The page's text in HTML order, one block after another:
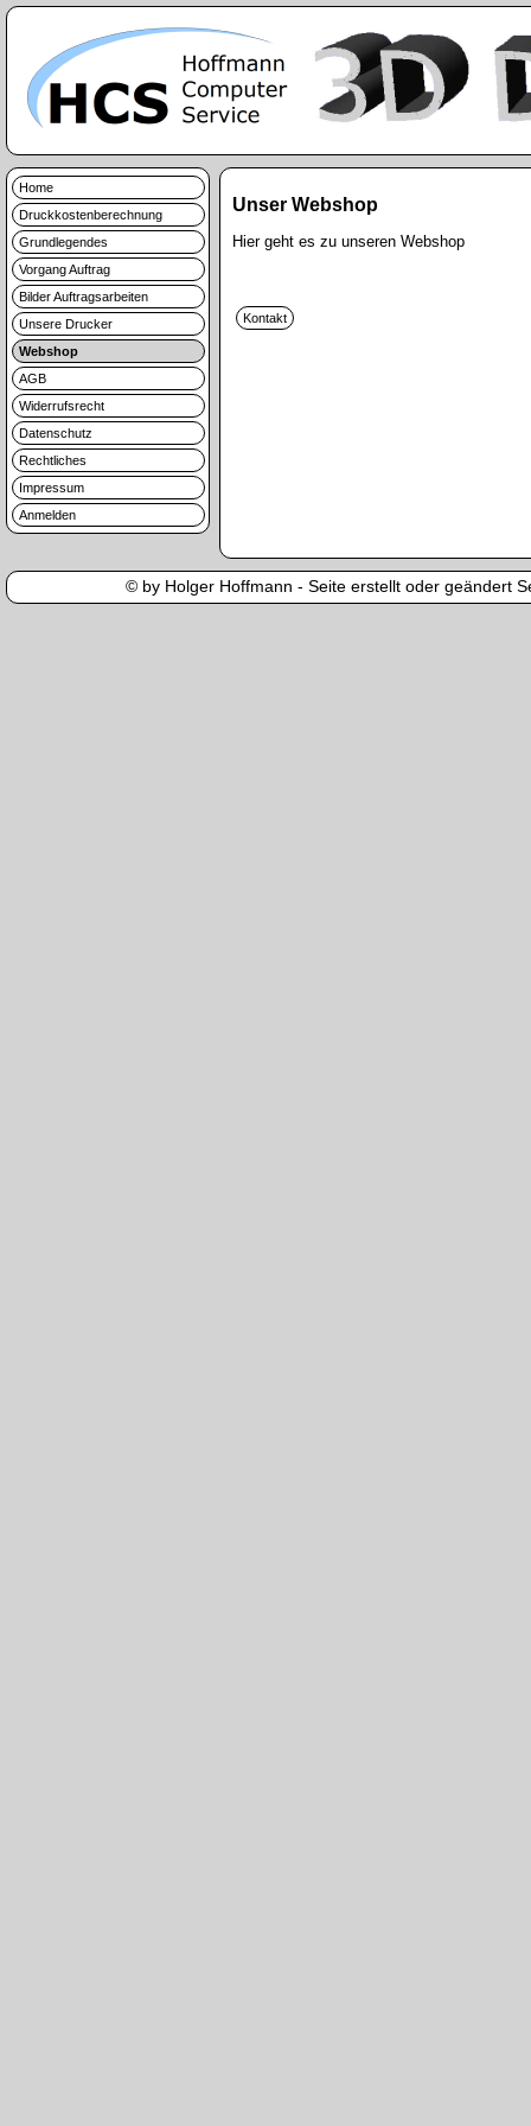
Home
Druckkostenberechnung
Grundlegendes
Vorgang Auftrag
Bilder Auftragsarbeiten
Unsere Drucker
Webshop
AGB
Widerrufsrecht
Datenschutz
Rechtliches
Impressum
Anmelden
Unser Webshop
Hier geht es zu unseren Webshop
© by Holger Hoffmann - Seite erstellt oder geändert